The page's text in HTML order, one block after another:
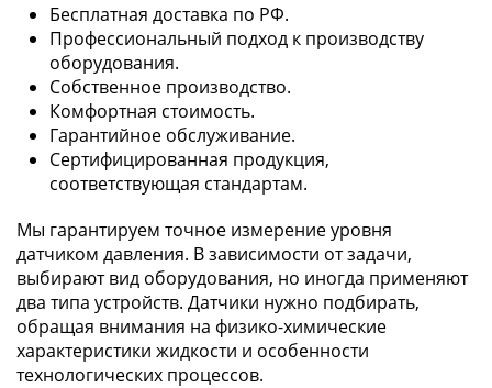
Бесплатная доставка по РФ.
Профессиональный подход к производству
оборудования.
Собственное производство.
Комфортная стоимость.
Гарантийное обслуживание.
Сертифицированная продукция,
соответствующая стандартам.
Мы гарантируем точное измерение уровня
датчиком давления. В зависимости от задачи,
выбирают вид оборудования, но иногда применяют
два типа устройств. Датчики нужно подбирать,
обращая внимания на физико-химические
характеристики жидкости и особенности
технологических процессов.